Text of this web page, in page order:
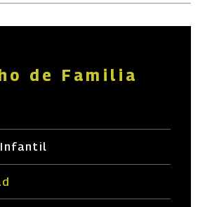
de Familia